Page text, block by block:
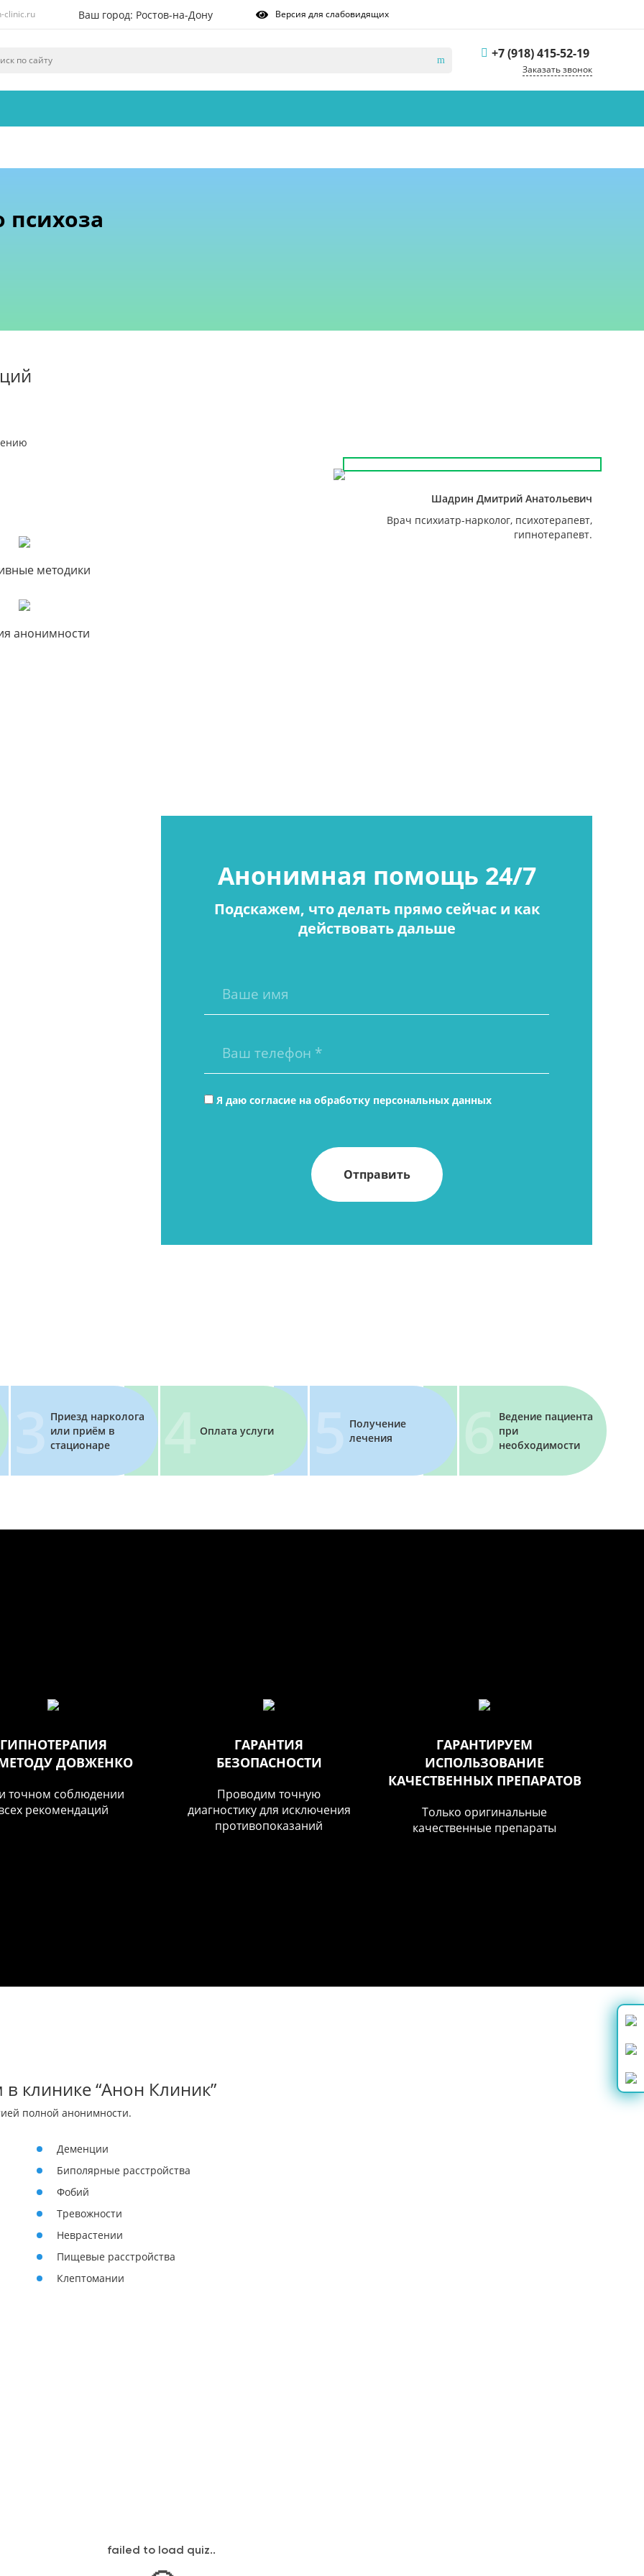
clinic.ru Ваш город: Ростов-на-Дону Версия для слабовидящих
+7 (918) 415-52-19
Заказать звонок
психоза
методики
анонимности
Шадрин Дмитрий Анатольевич
Врач психиатр-нарколог, психотерапевт,
гипнотерапевт.
Анонимная помощь 24/7
Подскажем, что делать прямо сейчас и как
действовать дальше
Я даю согласие на обработку персональных данных
Приезд нарколога
или приём в
стационаре
Оплата услуги
Получение
лечения
Ведение пациента
при
необходимости
ГИПНОТЕРАПИЯ
ДОВЖЕНКО
точном соблюдении
рекомендаций
ГАРАНТИЯ
БЕЗОПАСНОСТИ
Проводим точную
диагностику для исключения
противопоказаний
ГАРАНТИРУЕМ
ИСПОЛЬЗОВАНИЕ
КАЧЕСТВЕННЫХ ПРЕПАРАТОВ
Только оригинальные
качественные препараты
клинике “Анон Клиник”
полной анонимности.
Деменции
Биполярные расстройства
Фобий
Тревожности
Неврастении
Пищевые расстройства
Клептомании